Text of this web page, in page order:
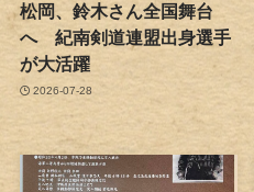
松岡、鈴木さん全国舞台
へ 紀南剣道連盟出身選手
が大活躍
2026-07-28